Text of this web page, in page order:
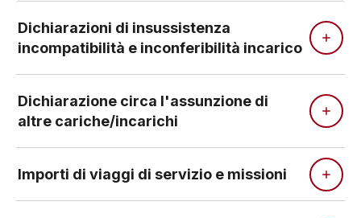
Dichiarazioni di insussistenza
incompatibilità e inconferibilità incarico
Dichiarazione circa l'assunzione di
altre cariche/incarichi
Importi di viaggi di servizio e missioni